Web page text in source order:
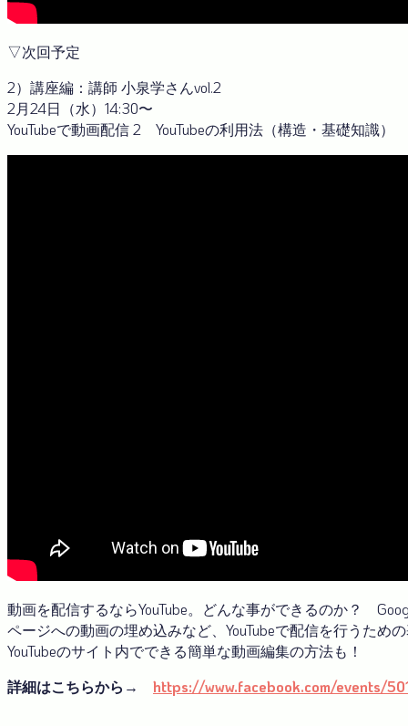
▽次回予定
2）講座編：講師 小泉学さんvol.2
2月24日（水）14:30〜
YouTubeで動画配信 2 YouTubeの利用法（構造・基礎知識）
動画を配信するならYouTube。どんな事ができるのか？
ページへの動画の埋め込みなど、YouTubeで配信を行うため
YouTubeのサイト内でできる簡単な動画編集の方法も！
詳細はこちらから→ https://www.facebook.com/events/